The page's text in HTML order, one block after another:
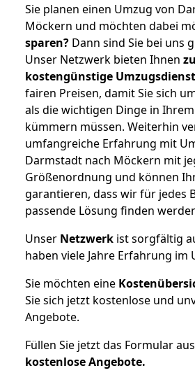
Sie planen einen Umzug von
Möckern und möchten dabei
sparen? Dann sind Sie bei uns
Unser Netzwerk bieten Ihnen
kostengünstige
fairen Preisen, damit Sie sich
als die wichtigen Dinge in
kümmern müssen. Weiterhin
umfangreiche Erfahrung mit
Darmstadt nach Möckern mit
Größenordnung und können
garantieren, dass wir für jedes
passende Lösung finden
Unser Netzwerk ist sorgfältig
haben viele Jahre Erfahrung im
Sie möchten eine
Sie sich jetzt kostenlose und
Angebote.
Füllen Sie jetzt das Formular
kostenloseAngebote.